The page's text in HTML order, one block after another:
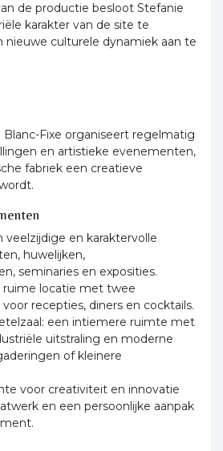
de productie besloot Stefanie
karakter van de site te
nieuwe culturele dynamiek aan te
Blanc-Fixe organiseert regelmatig
en artistieke evenementen,
fabriek een creatieve
veelzijdige en karaktervolle
huwelijken,
seminaries en exposities.
ruime locatie met twee
recepties, diners en cocktails.
een intiemere ruimte met
uitstraling en moderne
of kleinere
voor creativiteit en innovatie
en een persoonlijke aanpak